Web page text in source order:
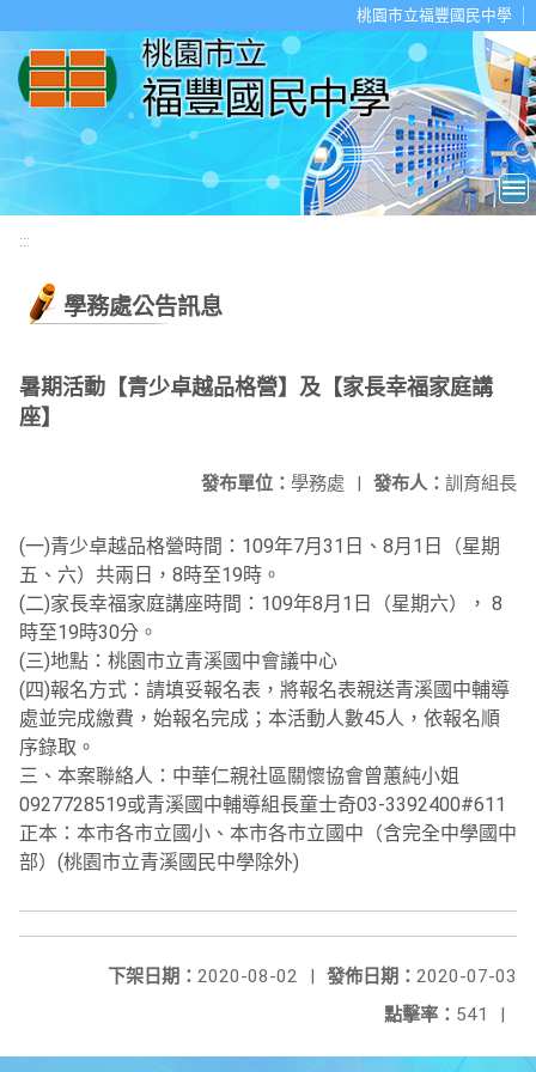
桃園市立福豐國民中學
:::
學務處公告訊息
暑期活動【青少卓越品格營】及【家長幸福家庭講
座】
發布人： 訓育組長
發布單位： 學務處 |
(一)青少卓越品格營時間：109年7月31日、8月1日（星期
五、六）共兩日，8時至19時。
(二)家長幸福家庭講座時間：109年8月1日（星期六）， 8
時至19時30分。
(三)地點：桃園市立青溪國中會議中心
(四)報名方式：請填妥報名表，將報名表親送青溪國中輔導
處並完成繳費，始報名完成；本活動人數45人，依報名順
序錄取。
三、本案聯絡人：中華仁親社區關懷協會曾蕙純小姐
0927728519或青溪國中輔導組長童士奇03-3392400#611
正本：本市各市立國小、本市各市立國中（含完全中學國中
部）(桃園市立青溪國民中學除外)
發佈日期： 2020-07-03
下架日期： 2020-08-02
|
點擊率： 541 |